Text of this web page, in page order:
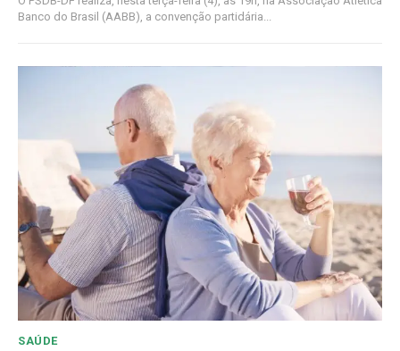
Banco do Brasil (AABB), a convenção partidária...
SAÚDE